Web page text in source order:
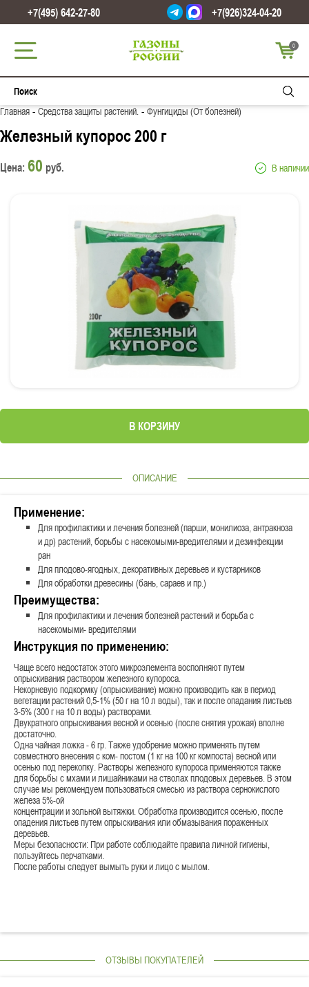
+7(495) 642-27-80 +7(926)324-04-20
0
Главная-Средства защиты растений.-Фунгициды (От болезней)
Железный купорос 200 г
Цена: 60 руб. В наличии
В КОРЗИНУ
ОПИСАНИЕ
Применение:
Для профилактики и лечения болезней (парши, монилиоза, антракноза
и др) растений, борьбы с насекомыми-вредителями и дезинфекции
ран
Для плодово-ягодных, декоративных деревьев и кустарников
Для обработки древесины (бань, сараев и пр.)
Преимущества:
Для профилактики и лечения болезней растений и борьба с
насекомыми- вредителями
Инструкция по применению:
Чаще всего недостаток этого микроэлемента восполняют путем
опрыскивания раствором железного купороса.
Некорневую подкормку (опрыскивание) можно производить как в период
вегетации растений 0,5-1% (50 г на 10 л воды), так и после опадания листьев
3-5% (300 г на 10 л воды) растворами.
Двукратного опрыскивания весной и осенью (после снятия урожая) вполне
достаточно.
Одна чайная ложка - 6 гр. Также удобрение можно применять путем
совместного внесения с ком- постом (1 кг на 100 кг компоста) весной или
осенью под перекопку. Растворы железного купороса применяются также
для борьбы с мхами и лишайниками на стволах плодовых деревьев. В этом
случае мы рекомендуем пользоваться смесью из раствора сернокислого
железа 5%-ой
концентрации и зольной вытяжки. Обработка производится осенью, после
опадения листьев путем опрыскивания или обмазывания пораженных
деревьев.
Меры безопасности: При работе соблюдайте правила личной гигиены,
пользуйтесь перчатками.
После работы следует вымыть руки и лицо с мылом.
ОТЗЫВЫ ПОКУПАТЕЛЕЙ